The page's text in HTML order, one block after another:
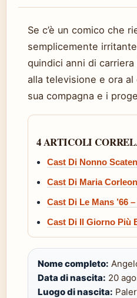
Se c’è un comico che
semplicemente
quindici anni di
alla televisione e ora
sua compagna e i
4 ARTICOLI
Cast Di Nonno
Cast Di Maria
Cast Di Le Mans ’66
Cast Di Il Giorno Più
Nome completo:
Data di nascita: 20
Luogo di nascita: